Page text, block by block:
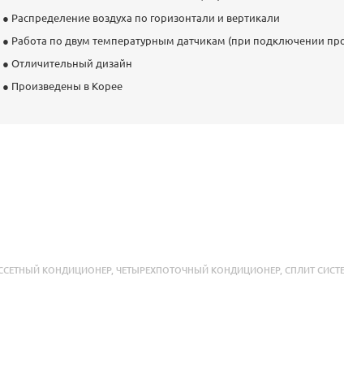
● Распределение воздуха по горизонтали и вертикали
● Работа по двум температурным датчикам (при подключении
● Отличительный дизайн
● Произведены в Корее
КОНДИЦИОНЕР,ЧЕТЫРЕХПОТОЧНЫЙ КОНДИЦИОНЕР, СПЛИТ